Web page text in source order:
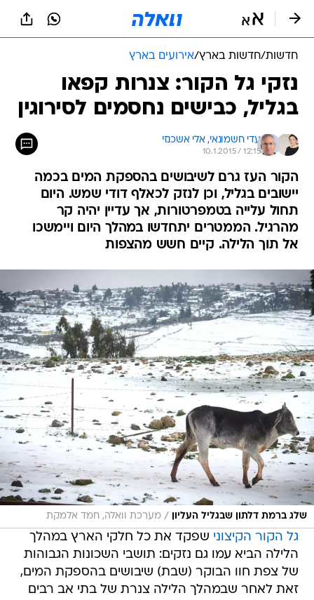
חדשות/חדשות בארץ/אירועים בארץ
נזקי גל הקור: צנרות קפאו
בגליל, כבישים נחסמים לסירוגין
עדי חשמונאי, אלי אשכנזי
10.1.2015 / 12:15
הקור העז גרם לשיבושים בהספקת המים בכמה
יישובים בגליל, וכן לנזק לכאלף דודי שמש. היום
תחול עלייה בטמפרטורות, אך עדיין יהיה קר
מהרגיל. הממטרים יתחדשו במהלך היום ויימשכו
אל תוך הלילה. קיים חשש מהצפות
שלג ברמת דלתון שבגליל העליון / מערכת וואלה, חמד אלמקת
גל הקור הקיצוני שפקד את כל חלקי הארץ במהלך
הלילה הביא עמו גם נזקים: תושבי השכונות הגבוהות
של צפת חוו הבוקר (שבת) שיבושים בהספקת המים,
זאת לאחר שבמהלך הלילה צנרת של בתי אב רבים